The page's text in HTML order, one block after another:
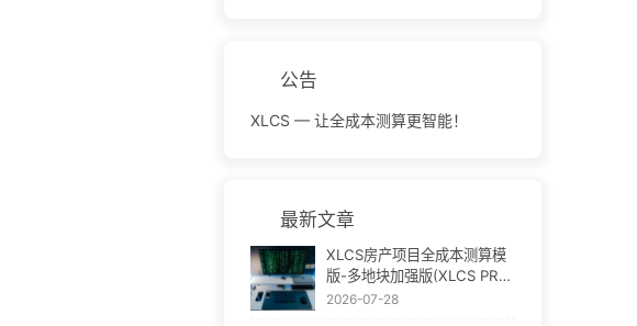
公告
XLCS — 让全成本测算更智能！
最新文章
XLCS房产项目全成本测算模
版-多地块加强版(XLCS PRO
V3)
2026-07-28